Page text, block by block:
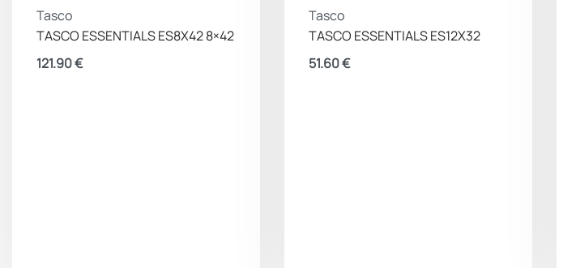
Tasco
TASCO ESSENTIALS ES8X42 8×42
121.90€
Tasco
TASCO ESSENTIALS ES12X32
51.60€